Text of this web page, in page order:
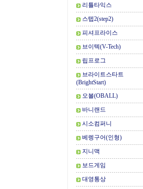
리틀타익스
스텝2(step2)
피셔프라이스
브이텍(V-Tech)
립프로그
브라이트스타트
(BrightStart)
오볼(OBALL)
바니랜드
시소컴퍼니
베렝구어(인형)
지니맥
보드게임
대영통상